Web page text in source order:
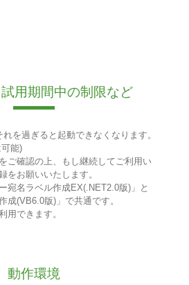
用期間中の制限など
を過ぎると起動できなくなります。
能)
ご確認の上、もし継続してご利用い
をお願いいたします。
宛名ラベル作成EX(.NET2.0版)」と
成(VB6.0版)」で共通です。
用できます。
動作環境